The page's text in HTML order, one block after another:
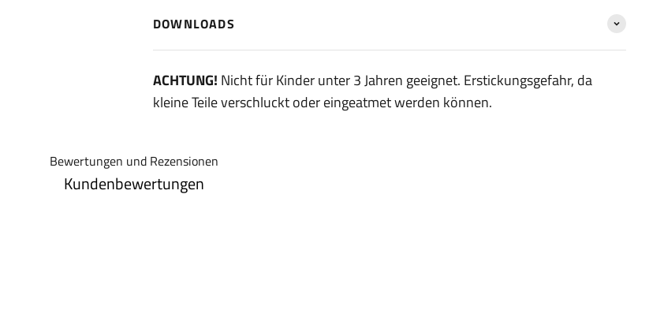
DOWNLOADS
ACHTUNG! Nicht für Kinder unter 3 Jahren geeignet. Erstickungsgefahr, da
kleine Teile verschluckt oder eingeatmet werden können.
Bewertungen und Rezensionen
Kundenbewertungen